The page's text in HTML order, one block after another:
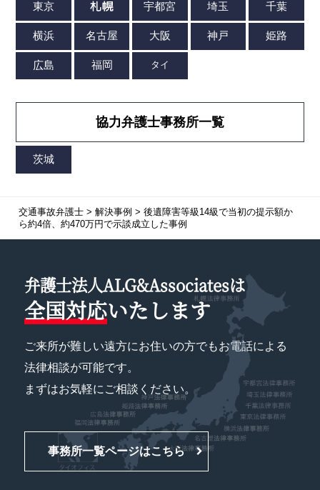
協力弁護士事務所一覧
交通事故弁護士> 解決事例 > 後遺障害等級14級で当初の提示額か
ら約4倍、約470万円で示談成立した事例
弁護士法人ALG&Associatesは
全国対応いたします
ご来所が難しい遠方にお住いの方でもお電話による
法律相談が可能です。
まずはお気軽にご相談ください。
事務所一覧ページはこちら